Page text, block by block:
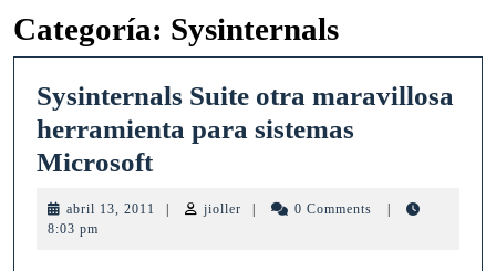
Categoría: Sysinternals
Sysinternals Suite otra maravillosa
herramienta para sistemas
MicrosoftSysinternals
Suite
abril 13, 2011 abril
jioller jioller 0 Comments
8:03 pm